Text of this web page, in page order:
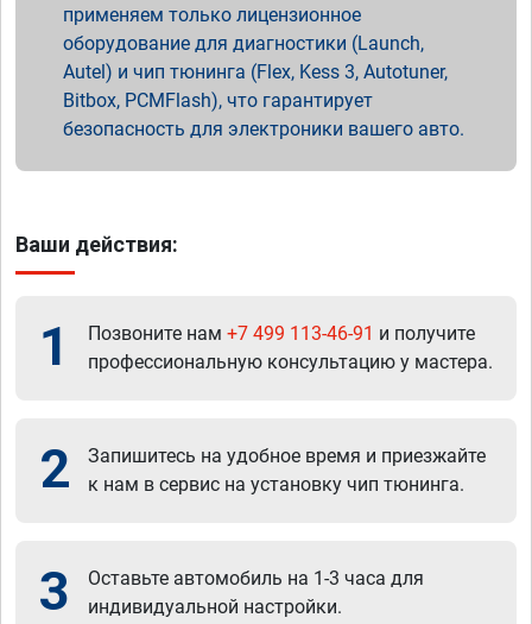
применяем только лицензионное
оборудование для диагностики (Launch,
Autel) и чип тюнинга (Flex, Kess 3, Autotuner,
Bitbox, PCMFlash), что гарантирует
безопасность для электроники вашего авто.
Ваши действия:
1 Позвоните нам +7 499 113-46-91 и получите
профессиональную консультацию у мастера.
2
Запишитесь на удобное время и приезжайте
к нам в сервис на установку чип тюнинга.
3
Оставьте автомобиль на 1-3 часа для
индивидуальной настройки.